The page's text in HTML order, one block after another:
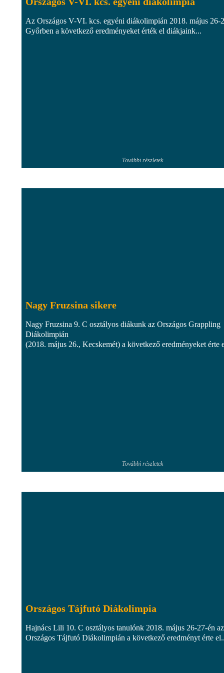
Az Országos V-VI. kcs. egyéni diákolimpián 2018. május 26-
Győrben a következő eredményeket érték el diákjaink...
További részletek
Nagy Fruzsina sikere
Nagy Fruzsina 9. C osztályos diákunk az Országos Grappling
Diákolimpián
(2018. május 26., Kecskemét) a következő eredményeket érte
További részletek
Országos Tájfutó Diákolimpia
Hajnács Lili 10. C osztályos tanulónk 2018. május 26-27-én az
Országos Tájfutó Diákolimpián a következő eredményt érte